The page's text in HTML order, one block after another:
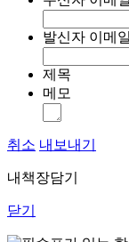
발신자 이메일
제목
메모
취소 내보내기
내책장담기
닫기